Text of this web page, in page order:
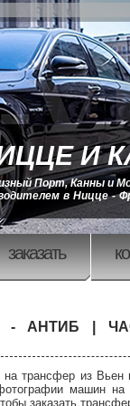
И
Порт, Канны и
в Ницце -
заказать
- АНТИБ |
трансфер из Вьен
машин на
заказать